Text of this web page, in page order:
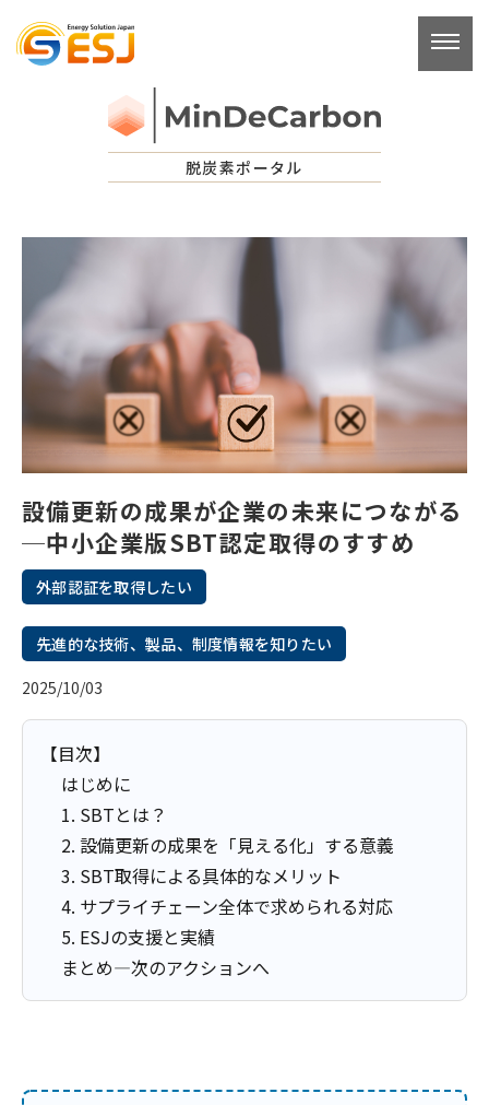
ン
ツ
へ
ッ
脱炭素ポータル
設備更新の成果が企業の未来につながる
─中小企業版SBT認定取得のすすめ
外部認証を取得したい
先進的な技術、製品、制度情報を知りたい
2025/10/03
【目次】
はじめに
1. SBTとは？
2. 設備更新の成果を「見える化」する意義
3. SBT取得による具体的なメリット
4. サプライチェーン全体で求められる対応
5. ESJの支援と実績
まとめ―次のアクションへ